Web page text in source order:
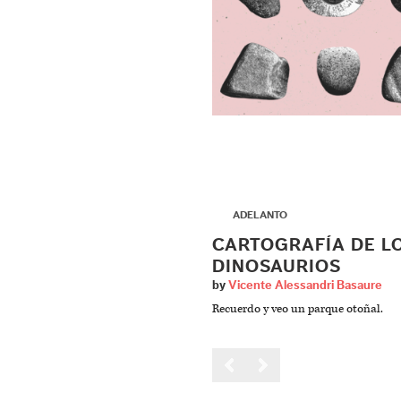
ADELANTO
CARTOGRAFÍA DE
DINOSAURIOS
by Vicente Alessandri Basaure
Recuerdo y veo un parque otoñal.